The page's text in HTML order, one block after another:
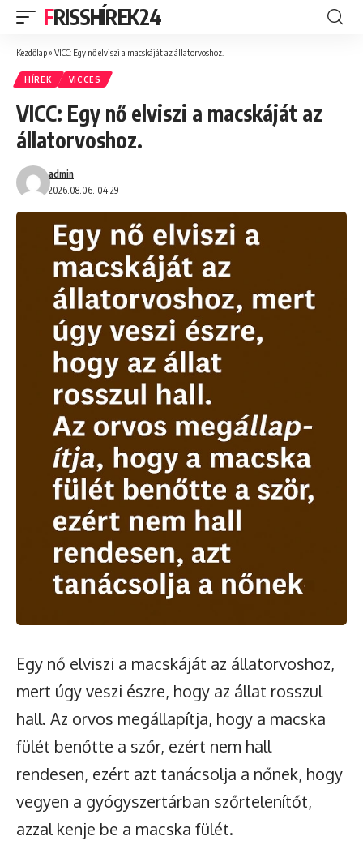
FRISSHÍREK24
Kezdőlap» VICC: Egy nő elviszi a macskáját az állatorvoshoz.
HÍREK VICCES
VICC: Egy nő elviszi a macskáját az
állatorvoshoz.
2026.08.06. 04:29
admin
Egy nő elviszi a macskáját az állatorvoshoz,
mert úgy veszi észre, hogy az állat rosszul
hall. Az orvos megállapítja, hogy a macska
fülét benőtte a szőr, ezért nem hall
rendesen, ezért azt tanácsolja a nőnek, hogy
vegyen a gyógyszertárban szőrtelenítőt,
azzal kenje be a macska fülét.